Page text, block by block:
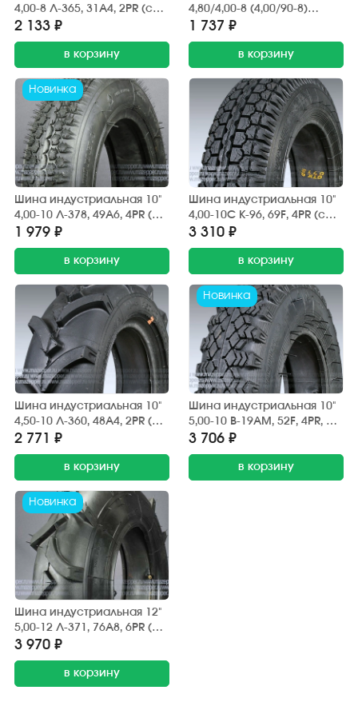
4,00-8 Л-365, 31A4, 2PR (с
камерой) "ПЕТРОШИНА" на
мотоблоки, направленная,
повышенной
проходимости
2 133 ₽
в корзину
4,80/4,00-8 (4,00/90-8)
Л-377, 52А6, 4PR (с
камерой) "ПЕТРОШИНА"
садовые, строительные
тачки, складские тележки
и платформы
1 737 ₽
в корзину
Новинка
Шина индустриальная 10"
4,00-10 Л-378, 49А6, 4PR (с
камерой) "ПЕТРОШИНА"
садовые, строительные
тачки, складские тележки
и платформы
1 979 ₽
в корзину
Шина индустриальная 10"
4,00-10С К-96, 69F, 4PR (с
камерой) "ПЕТРОШИНА"
дорожная, повышенной
грузоподъёмности
3 310 ₽
в корзину
Шина индустриальная 10"
4,50-10 Л-360, 48A4, 2PR (с
камерой) "ПЕТРОШИНА"
направленная,
повышенной
проходимости
2 771 ₽
в корзину
Новинка
Шина индустриальная 10"
5,00-10 В-19АМ, 52F, 4PR, с
камерой, ПЕТРОШИНА,
прицепы Пчёлка, Скиф,
Тонар, дорожная
3 706 ₽
в корзину
Новинка
Шина индустриальная 12"
5,00-12 Л-371, 76А8, 6PR (с
камерой) "ПЕТРОШИНА"
мотоблоки, минитракторы,
направленная,
повышенной
3 970 ₽
в корзину